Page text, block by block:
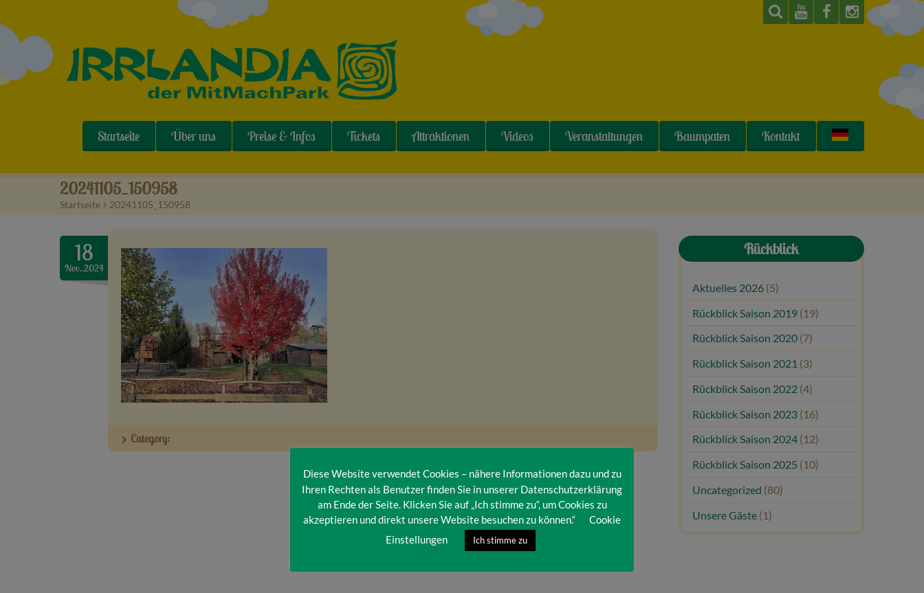
Startseite Über uns Preise & Infos Tickets Attraktionen Videos Veranstaltungen Baumpaten Kontakt
20241105_150958
Startseite > 20241105_150958
18
Nov..2024
Category:
Rückblick
Aktuelles 2026 (5)
Rückblick Saison 2019 (19)
Rückblick Saison 2020 (7)
Rückblick Saison 2021 (3)
Rückblick Saison 2022 (4)
Rückblick Saison 2023 (16)
Rückblick Saison 2024 (12)
Rückblick Saison 2025 (10)
Uncategorized (80)
Unsere Gäste (1)
Diese Website verwendet Cookies – nähere Informationen dazu und zu
Ihren Rechten als Benutzer finden Sie in unserer Datenschutzerklärung
am Ende der Seite. Klicken Sie auf „Ich stimme zu“, um Cookies zu
akzeptieren und direkt unsere Website besuchen zu können.“
Cookie
Einstellungen
Ich stimme zu